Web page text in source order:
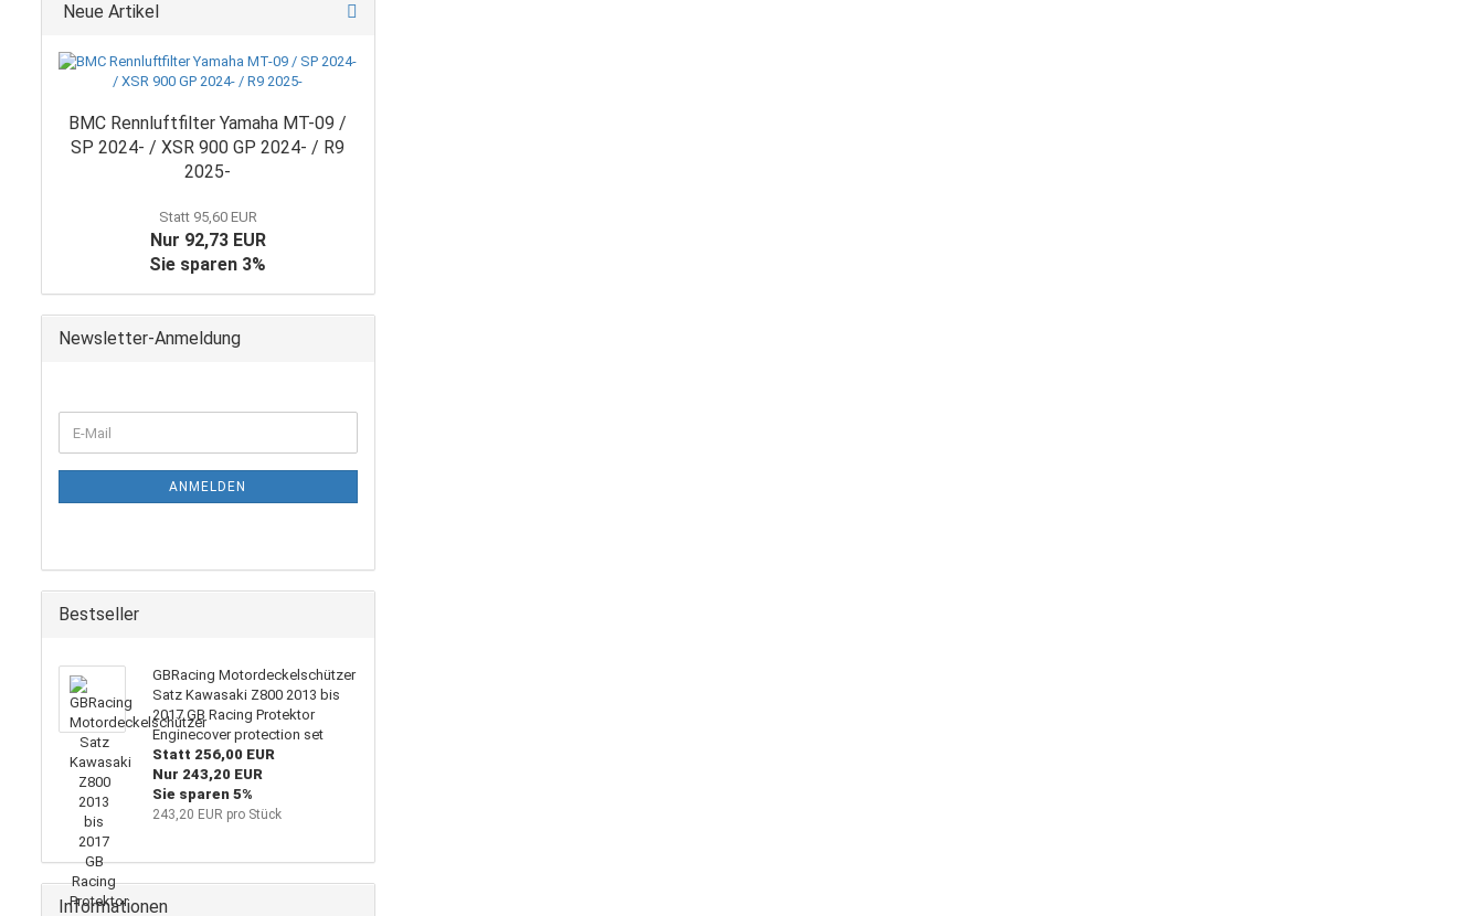
Neue Artikel
BMC Rennluftfilter Yamaha MT-09 /
SP 2024- / XSR 900 GP 2024- / R9
2025-
Statt 95,60 EUR
Nur 92,73 EUR
Sie sparen 3%
Newsletter-Anmeldung
ZUR
E-
Mail
ANMELDEN
Bestseller
GBRacing Motordeckelschützer
Satz Kawasaki Z800 2013 bis
2017 GB Racing Protektor
Enginecover protection set
Statt 256,00 EUR
Nur 243,20 EUR
Sie sparen 5%
243,20 EUR pro Stück
Informationen